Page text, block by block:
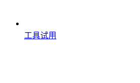
工具试用